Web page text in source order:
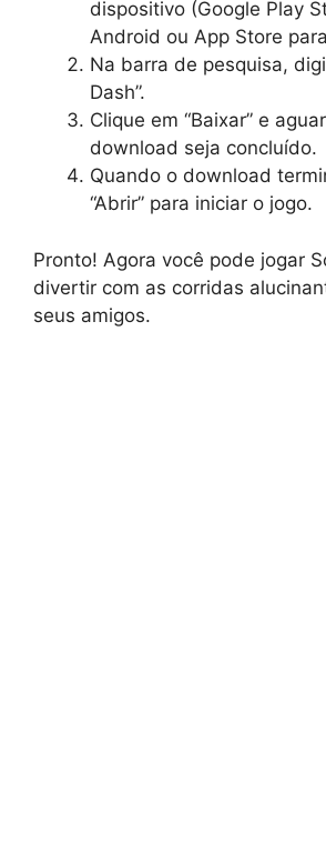
dispositivo (Google Play
Android ou App Store
Na barra de pesquisa,
Dash”.
Clique em “Baixar” e
download seja concluído.
Quando o download
“Abrir” para iniciar o jogo.
Pronto! Agora você pode jogar
divertir com as corridas
seus amigos.